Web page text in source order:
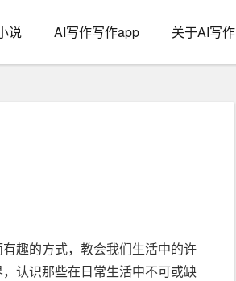
说 AI写作写作app 关于AI写作
趣的方式，教会我们生活中的许
认识那些在日常生活中不可或缺